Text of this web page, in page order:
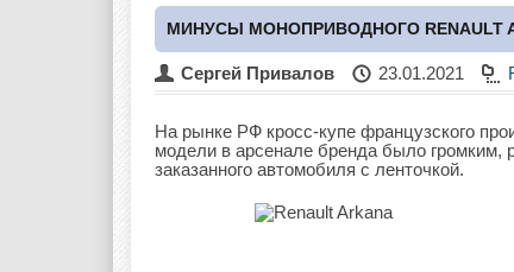
МИНУСЫ МОНОПРИВОДНОГО RENAULT
Сергей Привалов 23.01.2021
На рынке РФ кросс-купе французского
модели в арсенале бренда было громким,
заказанного автомобиля с ленточкой.